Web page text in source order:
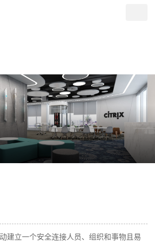
建立一个安全连接人员、组织和事物且易